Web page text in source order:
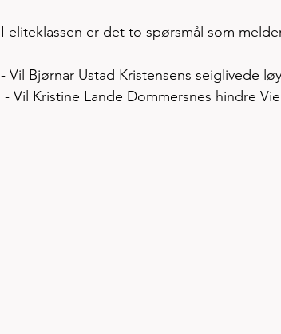
I eliteklassen er det to spørsmål som
- Vil Bjørnar Ustad Kristensens
- Vil Kristine Lande Dommersnes hindre